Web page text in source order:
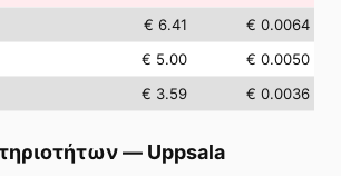
€ 6.41
€ 0.0064
€ 5.00
€ 0.0050
€ 3.59 € 0.0036
— Uppsala